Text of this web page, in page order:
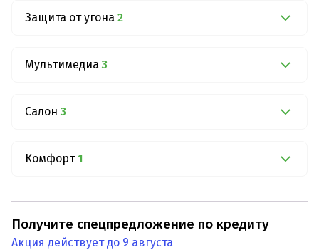
Защита от угона 2
Мультимедиа 3
Салон 3
Комфорт 1
Получите спецпредложение по кредиту
Акция действует до 9 августа